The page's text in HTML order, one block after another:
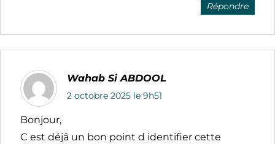
Répondre
Wahab Si ABDOOL
2 octobre 2025 le 9h51
Bonjour,
C est déjâ un bon point d identifier cette